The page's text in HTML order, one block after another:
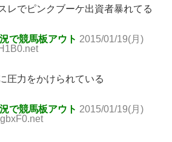
レでピンクブーケ出資者暴れてる
で競馬板アウト 2015/01/19(月)
圧力をかけられている
で競馬板アウト 2015/01/19(月)